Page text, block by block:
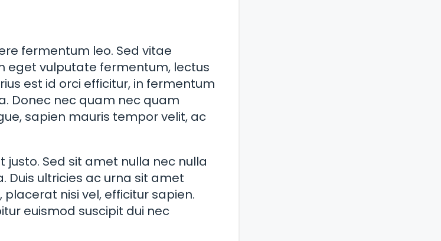
fermentum leo. Sed vitae
eget vulputate fermentum, lectus
est id orci efficitur, in fermentum
Donec nec quam nec quam
sapien mauris tempor velit, ac
Sed sit amet nulla nec nulla
Duis ultricies ac urna sit amet
nisi vel, efficitur sapien.
euismod suscipit dui nec